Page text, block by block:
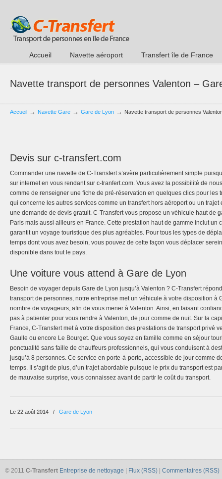
Accueil Navette aéroport Transfert île de France
Navette transport de personnes Valenton –
Accueil → Navette Gare → Gare de Lyon → Navette transport de personnes
Devis sur c-transfert.com
Commander une navette de C-Transfert s’avère particulièrement simple
sur internet en vous rendant sur c-tranfert.com. Vous avez la possibilité de
comme de renseigner une fiche de pré-réservation en quelques clics pour les
qui concerne les autres services comme un transfert hors aéroport ou un
une demande de devis gratuit. C-Transfert vous propose un véhicule haut de
Paris mais aussi ailleurs en France. Cette prestation haut de gamme inclut un
garantit un voyage touristique des plus agréables. Pour tous les types de
temps dont vous avez besoin, vous pouvez de cette façon vous déplacer
disponible dans tout le pays.
Une voiture vous attend à Gare de Lyon
Besoin de voyager depuis Gare de Lyon jusqu’à Valenton ? C-Transfert
transport de personnes, notre entreprise met un véhicule à votre disposition à
nombre de voyageurs, afin de vous mener à Valenton. Ainsi, en faisant
pas à patienter pour vous rendre à Valenton, de jour comme de nuit. Sur la
France, C-Transfert met à votre disposition des prestations de transport privé
Gaulle ou encore Le Bourget. Que vous soyez en famille comme en séjour
ponctualité sans faille de chauffeurs professionnels, qui vous conduisent à
jusqu’à 8 personnes. Ce service en porte-à-porte, accessible de jour comme
temps. Il s’agit de plus, d’un trajet abordable puisque le prix du transport est
de mauvaise surprise, vous connaissez avant de partir le coût du transport.
Le 22 août 2014 / Gare de Lyon
© 2011 C-Transfert Entreprise de nettoyage Flux (RSS) Commentaires (RSS)